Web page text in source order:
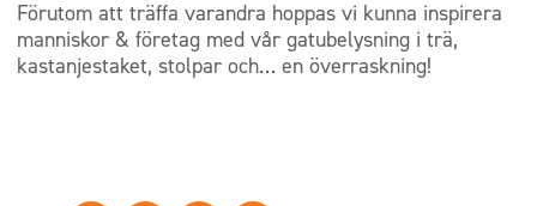
Förutom att träffa varandra hoppas vi kunna inspirera
manniskor & företag med vår gatubelysning i trä,
kastanjestaket, stolpar och… en överraskning!